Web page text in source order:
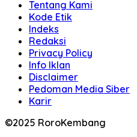
Tentang Kami
Kode Etik
Indeks
Redaksi
Privacy Policy
Info Iklan
Disclaimer
Pedoman Media Siber
Karir
©2025 RoroKembang